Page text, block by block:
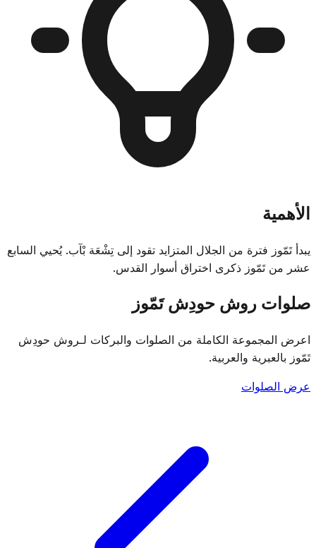
الأهمية
يبدأ تَمّوز فترة من الجلال المتزايد تقود إلى تِشْعَة بْآب. يُحيي السابع
عشر من تَمّوز ذكرى اختراق أسوار القدس.
صلوات روش حودِش تَمّوز
اعرض المجموعة الكاملة من الصلوات والبركات لـروش حودِش
تَمّوز بالعبرية والعربية.
عرض الصلوات